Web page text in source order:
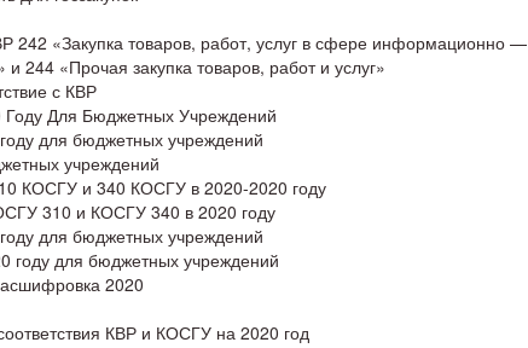
242 «Закупка товаров, работ, услуг в сфере информационно —
244 «Прочая закупка товаров, работ и услуг»
с КВР
Для Бюджетных Учреждений
для бюджетных учреждений
учреждений
КОСГУ и 340 КОСГУ в 2020-2020 году
310 и КОСГУ 340 в 2020 году
для бюджетных учреждений
году для бюджетных учреждений
2020
КВР и КОСГУ на 2020 год